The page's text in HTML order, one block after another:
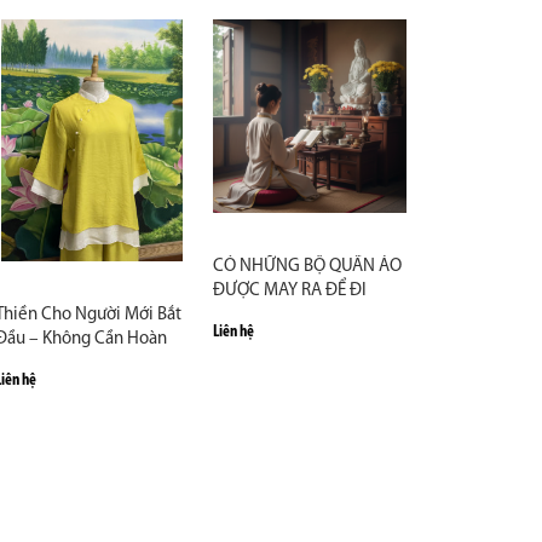
Cho Người Mới Bắt
– Không Cần Hoàn
hệ
CÓ NHỮNG BỘ QUẦN ÁO
ĐƯỢC MAY RA ĐỂ ĐI
LÂU...
Liên hệ